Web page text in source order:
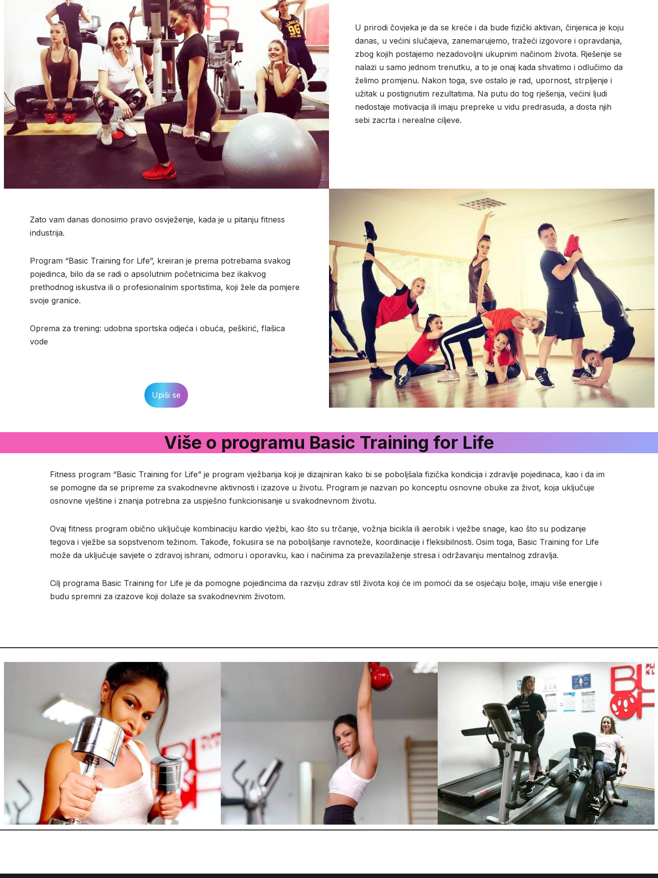
U prirodi čovjeka je da se kreće i da bude fizički aktivan, činjenica je koju
danas, u većini slučajeva, zanemarujemo, tražeći izgovore i opravdanja,
zbog kojih postajemo nezadovoljni ukupnim načinom života. Rješenje se
nalazi u samo jednom trenutku, a to je onaj kada shvatimo i odlučimo da
želimo promjenu. Nakon toga, sve ostalo je rad, upornost, strpljenje i
užitak u postignutim rezultatima. Na putu do tog rješenja, većini ljudi
nedostaje motivacija ili imaju prepreke u vidu predrasuda, a dosta njih
sebi zacrta i nerealne ciljeve.
Zato vam danas donosimo pravo osvježenje, kada je u pitanju fitness
industrija.
Program “Basic Training for Life”, kreiran je prema potrebama svakog
pojedinca, bilo da se radi o apsolutnim početnicima bez ikakvog
prethodnog iskustva ili o profesionalnim sportistima, koji žele da pomjere
svoje granice.
Oprema za trening: udobna sportska odjeća i obuća, peškirić, flašica
vode
Upiši se
Više o programu Basic Training for Life
Fitness program “Basic Training for Life” je program vježbanja koji je dizajniran kako bi se poboljšala fizička kondicija i zdravlje pojedinaca, kao i da im
se pomogne da se pripreme za svakodnevne aktivnosti i izazove u životu. Program je nazvan po konceptu osnovne obuke za život, koja uključuje
osnovne vještine i znanja potrebna za uspješno funkcionisanje u svakodnevnom životu.
Ovaj fitness program obično uključuje kombinaciju kardio vježbi, kao što su trčanje, vožnja bicikla ili aerobik i vježbe snage, kao što su podizanje
tegova i vježbe sa sopstvenom težinom. Takođe, fokusira se na poboljšanje ravnoteže, koordinacije i fleksibilnosti. Osim toga, Basic Training for Life
može da uključuje savjete o zdravoj ishrani, odmoru i oporavku, kao i načinima za prevazilaženje stresa i održavanju mentalnog zdravlja.
Cilj programa Basic Training for Life je da pomogne pojedincima da razviju zdrav stil života koji će im pomoći da se osjećaju bolje, imaju više energije i
budu spremni za izazove koji dolaze sa svakodnevnim životom.